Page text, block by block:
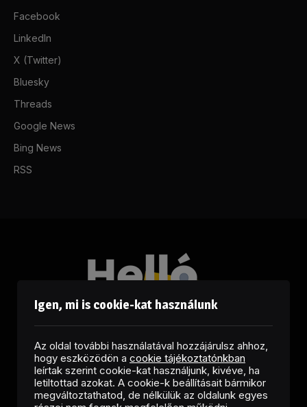
Facebook
LinkedIn
X (Twitter)
Bluesky
Threads
Google News
Bing News
RSS
FacebookLinkedInX
RSS
Igen, mi is cookie-kat használunk
Az oldal további használatával hozzájárulsz ahhoz,
hogy eszközödön a cookie tájékoztatónkban
leírtak szerint cookie-kat használjunk, kivéve, ha
letiltottad azokat. A cookie-k beállításait bármikor
megváltoztathatod, de nélkülük az oldalunk egyes